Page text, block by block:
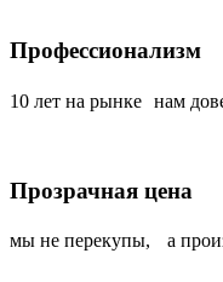
Профессионализм
10 лет на рынке нам
Прозрачная цена
мы не перекупы, а